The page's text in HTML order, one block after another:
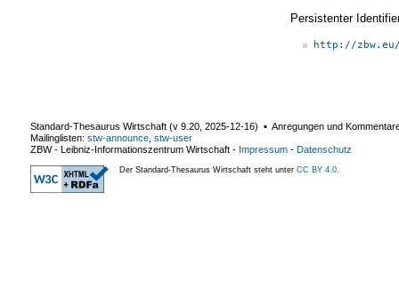
Persistenter
http://
Standard-Thesaurus Wirtschaft (v 9.20 2025-12-16) ▪ Anregungen und
Mailinglisten: stw-announce stw-user
ZBW - Leibniz-Informationszentrum Wirtschaft - Impressum - Datenschutz
Der Standard-Thesaurus Wirtschaft steht unter CC BY 4.0